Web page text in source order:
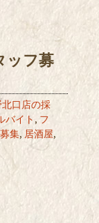
ッフ募
口店の採
バイト , フ
募集, 居酒屋,